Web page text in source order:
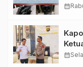
calendar_month
calendar_month